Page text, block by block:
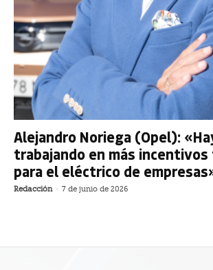
Alejandro Noriega (Opel):
trabajando en más incentivos
para el eléctrico de
Redacción - 7 de junio de 2026